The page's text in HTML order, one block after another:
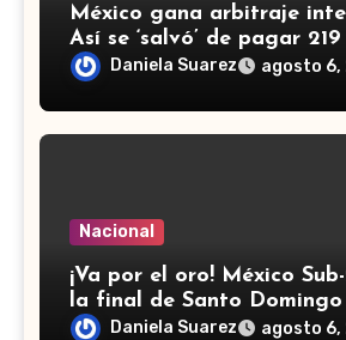
México gana arbitraje
Así se ‘salvó’ de pagar 219
dólares a fondos de EU
Daniela Suarez agosto 6,
Nacional
¡Va por el oro! México
la final de Santo
golear a Panamá
Daniela Suarez agosto 6,